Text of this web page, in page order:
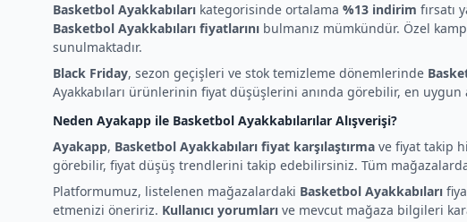
Basketbol Ayakkabıları kategorisinde ortalama %13 indirim fırsatı
Basketbol Ayakkabıları fiyatlarını bulmanız mümkündür. Özel
sunulmaktadır.
Black Friday, sezon geçişleri ve stok temizleme dönemlerinde
Ayakkabıları ürünlerinin fiyat düşüşlerini anında görebilir, en uygun
Neden Ayakapp ile Basketbol Ayakkabılarılar Alışverişi?
Ayakapp, Basketbol Ayakkabıları fiyat karşılaştırma ve fiyat takip
görebilir, fiyat düşüş trendlerini takip edebilirsiniz. Tüm
Platformumuz, listelenen mağazalardaki Basketbol Ayakkabıları
etmenizi öneririz. Kullanıcı yorumları ve mevcut mağaza bilgileri